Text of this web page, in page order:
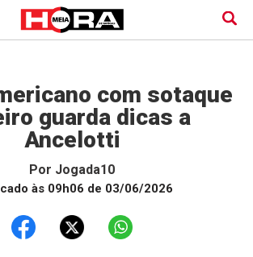
com sotaque
guarda dicas a
Ancelotti
Por Jogada10
às 09h06 de 03/06/2026